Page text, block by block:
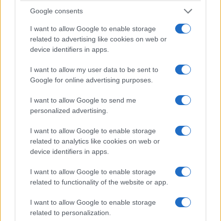
Google consents
I want to allow Google to enable storage
related to advertising like cookies on web or
device identifiers in apps.
I want to allow my user data to be sent to
Google for online advertising purposes.
I want to allow Google to send me
personalized advertising.
I want to allow Google to enable storage
related to analytics like cookies on web or
device identifiers in apps.
I want to allow Google to enable storage
related to functionality of the website or app.
I want to allow Google to enable storage
related to personalization.
stimolare la creatività delle bambine.
Dipingere con i numeri: il divertimento del
fai da te per tutta la famiglia
un'attività divertente per famiglie.
AiAdhubMedia · 29 Apr 2025